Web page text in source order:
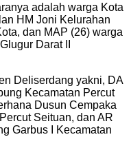
adalah warga Kota
HM Joni Kelurahan
dan MAP (26) warga
Darat II
Deliserdang yakni, DA
Kecamatan Percut
Dusun Cempaka
Seituan, dan AR
Garbus I Kecamatan